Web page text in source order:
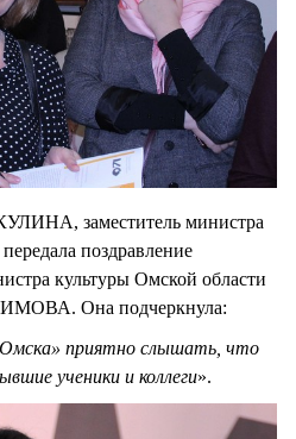
заместитель министра
поздравление
культуры Омской области
Она подчеркнула:
Омска» приятно слышать, что
ученики и коллеги».